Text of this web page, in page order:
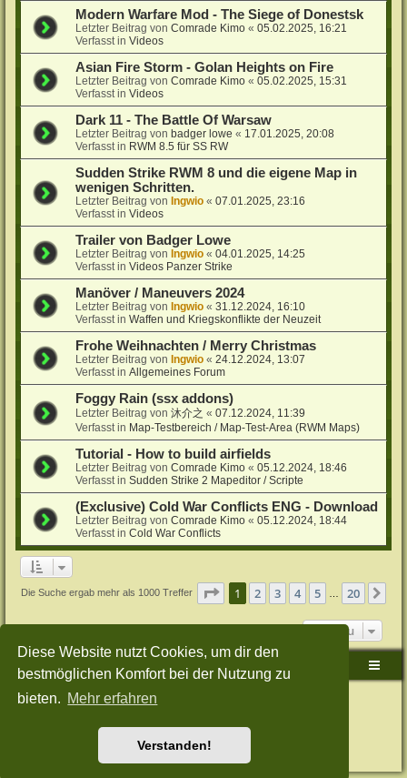
Diese Website nutzt Cookies, um dir den
bestmöglichen Komfort bei der Nutzung zu
bieten. Mehr erfahren
Verstanden!
Modern Warfare Mod - The Siege of Donestsk
Letzter Beitrag vonComrade Kimo «05.02.2025, 16:21
Verfasst inVideos
Asian Fire Storm - Golan Heights on Fire
Letzter Beitrag vonComrade Kimo «05.02.2025, 15:31
Verfasst inVideos
Dark 11 - The Battle Of Warsaw
Letzter Beitrag vonbadger lowe « 17.01.2025, 20:08
Verfasst in RWM 8.5 für SS RW
Sudden Strike RWM 8 und die eigene Map in
wenigen Schritten.
Letzter Beitrag vonIngwio «07.01.2025, 23:16
Verfasst inVideos
Trailer von Badger Lowe
Letzter Beitrag vonIngwio «04.01.2025, 14:25
Verfasst inVideos Panzer Strike
Manöver / Maneuvers 2024
Letzter Beitrag vonIngwio «31.12.2024, 16:10
Verfasst inWaffen und Kriegskonflikte der Neuzeit
Frohe Weihnachten / Merry Christmas
Letzter Beitrag vonIngwio «24.12.2024, 13:07
Verfasst inAllgemeines Forum
Foggy Rain (ssx addons)
Letzter Beitrag von沐介之 «07.12.2024, 11:39
Verfasst in Map-Testbereich / Map-Test-Area (RWM Maps)
Tutorial - How to build airfields
Letzter Beitrag vonComrade Kimo «05.12.2024, 18:46
Verfasst inSudden Strike 2 Mapeditor / Scripte
(Exclusive) Cold War Conflicts ENG - Download
Letzter Beitrag vonComrade Kimo «05.12.2024, 18:44
Verfasst inCold War Conflicts
Die Suche ergab mehr als 1000 Treffer Seite 1von 20
1 2 3 4 5 20
Gehe zu
Sudden-Strike-Maps.de Hauptseite Foren-Übersicht
Powered byphpBB® Forum Software © phpBB Limited
Style: Green-Style-Split by Joyce&LunaphpBB-Style-Design
Nutzungsbedingungen